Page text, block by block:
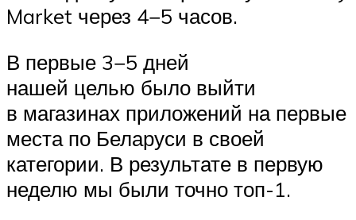
Market через 4−5 часов.
В первые 3−5 дней
нашей целью было выйти
в магазинах приложений на первые
места по Беларуси в своей
категории. В результате в первую
неделю мы были точно топ-1.